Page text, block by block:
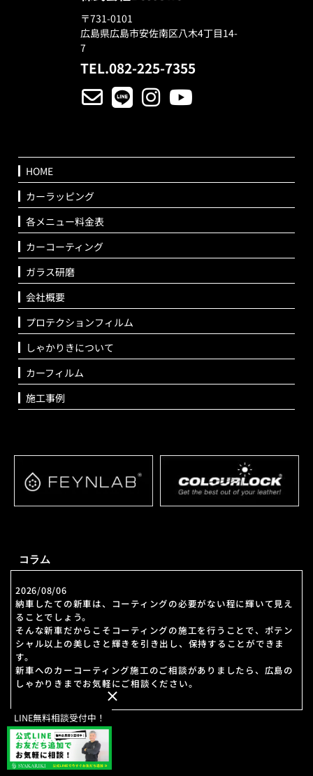
〒731-0101
広島県広島市安佐南区八木4丁目14-
7
TEL.082-225-7355
HOME
カーラッピング
各メニュー料金表
カーコーティング
ガラス研磨
会社概要
プロテクションフィルム
しゃかりきについて
カーフィルム
施工事例
コラム
2026/08/06
納車したての新車は、コーティングの必要がない程に輝いて見え
ることでしょう。
そんな新車だからこそコーティングの施工を行うことで、ポテン
シャル以上の美しさと輝きを引き出し、保持することができま
す。
新車へのカーコーティング施工のご相談がありましたら、広島の
しゃかりきまでお気軽にご相談ください。
2026/07/30
お車に施すコーティングは、その美しさを守るための大切な施工
のひとつです。
広島でのカーコーティングについてのご相談がありましたら、私
LINE無料相談受付中！